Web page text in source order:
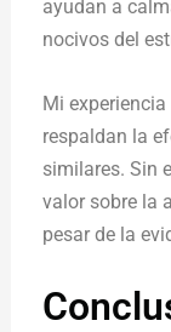
ayudan a
nocivos del
Mi
respaldan la
similares. Sin
valor sobre la
pesar de la